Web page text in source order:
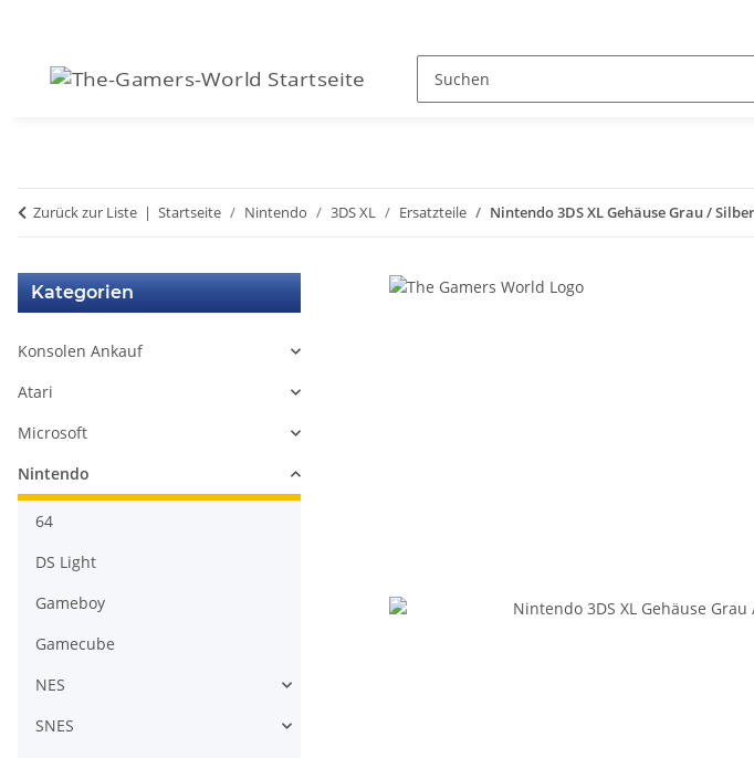
Zurück zur Liste Startseite Nintendo 3DS XL Ersatzteile Nintendo 3DS XL Gehäuse Grau /
Kategorien
Konsolen Ankauf
Atari
Microsoft
Nintendo
64
DS Light
Gameboy
Gamecube
NES
SNES